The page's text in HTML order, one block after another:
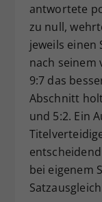
antwortete
zu null,
jeweils einen
nach seinem
9:7 das
Abschnitt
und 5:2. Ein
bei eigenem